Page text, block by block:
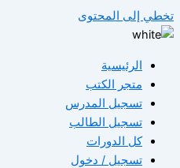
تخطي إلى المحتوى
الرئيسية
متجر الكتب
تسجيل المدرس
تسجيل الطالب
كل الدورات
تسجيل / دخول